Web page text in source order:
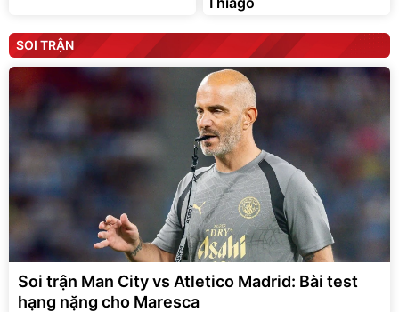
SOI TRẬN
Soi trận Man City vs Atletico Madrid: Bài test
hạng nặng cho Maresca